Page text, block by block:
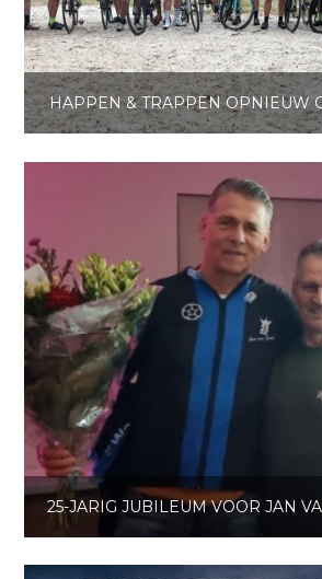
HAPPEN & TRAPPEN OPNIEUW